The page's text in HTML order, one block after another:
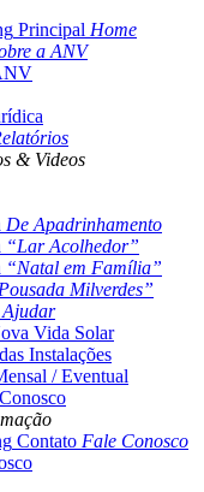
Principal Home
a ANV
& Videos
De Apadrinhamento
“Lar Acolhedor”
“Natal em Família”
Milverdes”
Vida Solar
Instalações
/ Eventual
Contato Fale Conosco